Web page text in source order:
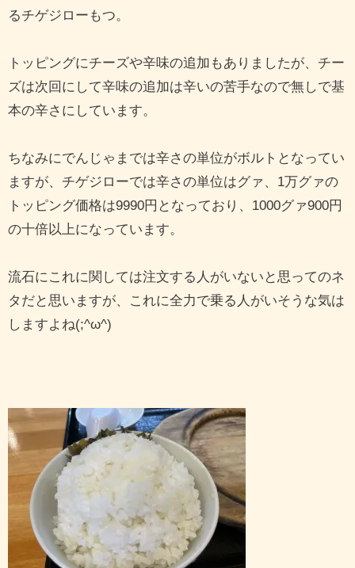
るチゲジローもつ。
トッピングにチーズや辛味の追加もありましたが、チー
ズは次回にして辛味の追加は辛いの苦手なので無しで基
本の辛さにしています。
ちなみにでんじゃまでは辛さの単位がボルトとなってい
ますが、チゲジローでは辛さの単位はグァ、1万グァの
トッピング価格は9990円となっており、1000グァ900円
の十倍以上になっています。
流石にこれに関しては注文する人がいないと思ってのネ
タだと思いますが、これに全力で乗る人がいそうな気は
しますよね(;^ω^)